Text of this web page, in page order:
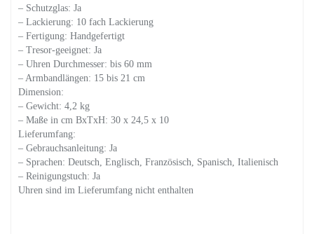
– Schutzglas: Ja
– Lackierung: 10 fach Lackierung
– Fertigung: Handgefertigt
– Tresor-geeignet: Ja
– Uhren Durchmesser: bis 60 mm
– Armbandlängen: 15 bis 21 cm
Dimension:
– Gewicht: 4,2 kg
– Maße in cm BxTxH: 30 x 24,5 x 10
Lieferumfang:
– Gebrauchsanleitung: Ja
– Sprachen: Deutsch, Englisch, Französisch, Spanisch, Italienisch
– Reinigungstuch: Ja
Uhren sind im Lieferumfang nicht enthalten